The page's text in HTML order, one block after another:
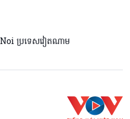
ប្រទេសវៀតណាម